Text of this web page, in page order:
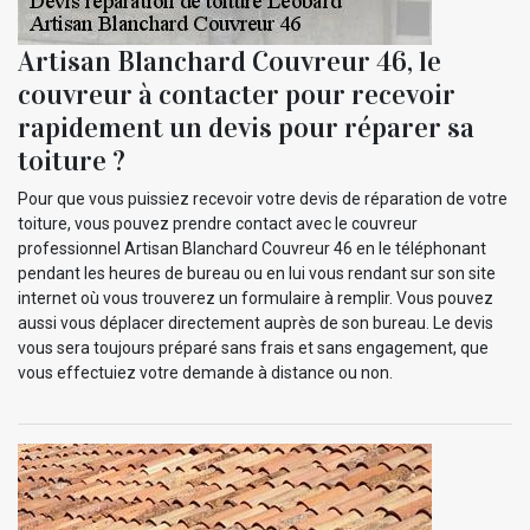
Artisan Blanchard Couvreur 46, le
couvreur à contacter pour recevoir
rapidement un devis pour réparer sa
toiture ?
Pour que vous puissiez recevoir votre devis de réparation de votre
toiture, vous pouvez prendre contact avec le couvreur
professionnel Artisan Blanchard Couvreur 46 en le téléphonant
pendant les heures de bureau ou en lui vous rendant sur son site
internet où vous trouverez un formulaire à remplir. Vous pouvez
aussi vous déplacer directement auprès de son bureau. Le devis
vous sera toujours préparé sans frais et sans engagement, que
vous effectuiez votre demande à distance ou non.